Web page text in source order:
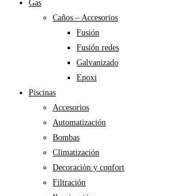
Gas
Caños – Accesorios
Fusión
Fusión redes
Galvanizado
Epoxi
Piscinas
Accesorios
Automatización
Bombas
Climatización
Decoraciòn y confort
Filtración